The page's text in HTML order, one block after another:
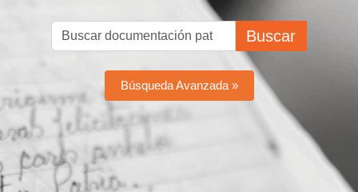
Buscar
Búsqueda Avanzada »